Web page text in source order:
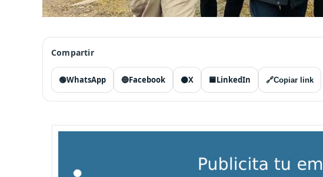
Compartir
🟢WhatsApp 🔵Facebook ⚫X 🟦LinkedIn 🔗Copiar link